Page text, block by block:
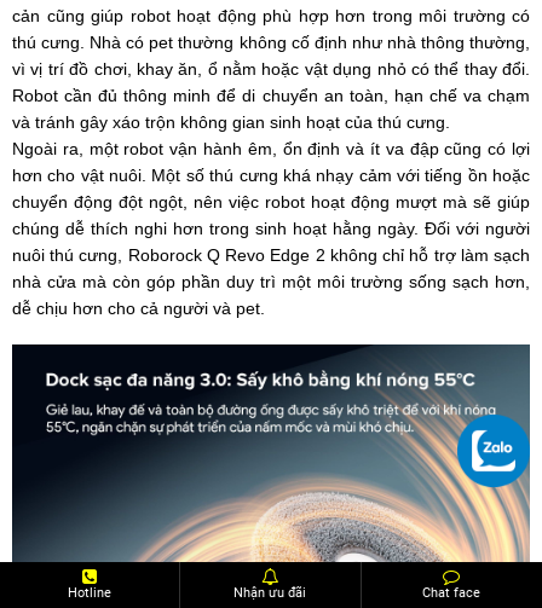
cản cũng giúp robot hoạt động phù hợp hơn trong môi trường có
thú cưng. Nhà có pet thường không cố định như nhà thông thường,
vì vị trí đồ chơi, khay ăn, ổ nằm hoặc vật dụng nhỏ có thể thay đổi.
Robot cần đủ thông minh để di chuyển an toàn, hạn chế va chạm
và tránh gây xáo trộn không gian sinh hoạt của thú cưng.
Ngoài ra, một robot vận hành êm, ổn định và ít va đập cũng có lợi
hơn cho vật nuôi. Một số thú cưng khá nhạy cảm với tiếng ồn hoặc
chuyển động đột ngột, nên việc robot hoạt động mượt mà sẽ giúp
chúng dễ thích nghi hơn trong sinh hoạt hằng ngày. Đối với người
nuôi thú cưng, Roborock Q Revo Edge 2 không chỉ hỗ trợ làm sạch
nhà cửa mà còn góp phần duy trì một môi trường sống sạch hơn,
dễ chịu hơn cho cả người và pet.
Hotline Nhận ưu đãi Chat face